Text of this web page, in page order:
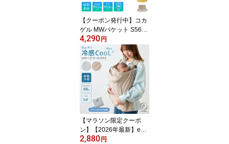
【クーポン発行中】コカ
ゲル MWバケット S56c
m M 58cm CC2R802 S
サイズ Mサイズ 遮熱 UV
カット 近赤外線カット
接触冷感 帽子 ハット バ
ケットハット メンズ レ
ディース ユニセックス
夏 暑さ対策 熱中症対策
【メール便送料無料】
4,290 円
【マラソン限定クーポ
ン】【2026年最新】emo
ka 抱っこ紐 ベビーケー
2,880 円